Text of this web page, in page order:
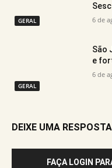
GERAL 6 de
GERAL
São
e
6 de
DEIXE UMA RESPOSTA
FAÇA LOGIN